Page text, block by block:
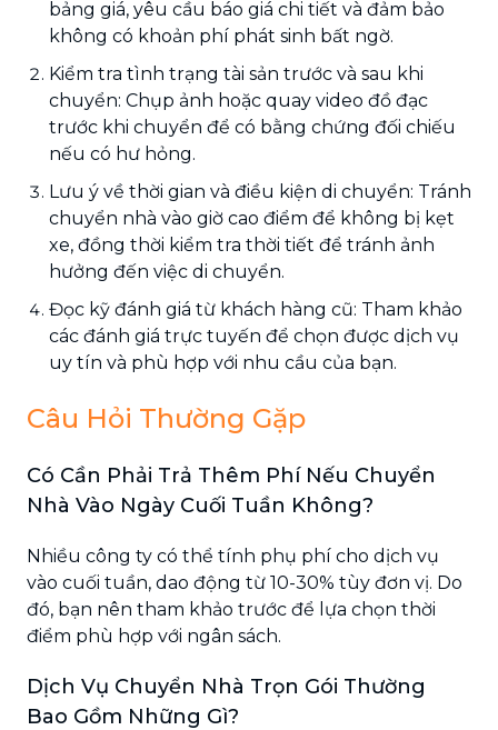
bảng giá, yêu cầu báo giá chi tiết và đảm bảo
không có khoản phí phát sinh bất ngờ.
Kiểm tra tình trạng tài sản trước và sau khi
chuyển: Chụp ảnh hoặc quay video đồ đạc
trước khi chuyển để có bằng chứng đối chiếu
nếu có hư hỏng.
Lưu ý về thời gian và điều kiện di chuyển: Tránh
chuyển nhà vào giờ cao điểm để không bị kẹt
xe, đồng thời kiểm tra thời tiết để tránh ảnh
hưởng đến việc di chuyển.
Đọc kỹ đánh giá từ khách hàng cũ: Tham khảo
các đánh giá trực tuyến để chọn được dịch vụ
uy tín và phù hợp với nhu cầu của bạn.
Câu Hỏi Thường Gặp
Có Cần Phải Trả Thêm Phí Nếu Chuyển
Nhà Vào Ngày Cuối Tuần Không?
Nhiều công ty có thể tính phụ phí cho dịch vụ
vào cuối tuần, dao động từ 10-30% tùy đơn vị. Do
đó, bạn nên tham khảo trước để lựa chọn thời
điểm phù hợp với ngân sách.
Dịch Vụ Chuyển Nhà Trọn Gói Thường
Bao Gồm Những Gì?